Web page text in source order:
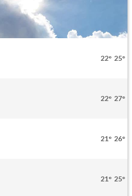
22° 25°
22° 27°
21° 26°
21° 25°